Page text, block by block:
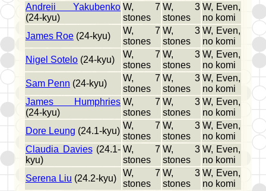
Andreii Yakubenko
(24-kyu)
W, 7
stones
W, 3
stones
W, Even,
no komi
James Roe (24-kyu)
W, 7
stones
W, 3
stones
W, Even,
no komi
Nigel Sotelo (24-kyu)
W, 7
stones
W, 3
stones
W, Even,
no komi
Sam Penn (24-kyu)
W, 7
stones
W, 3
stones
W, Even,
no komi
James Humphries
(24-kyu)
W, 7
stones
W, 3
stones
W, Even,
no komi
Dore Leung (24.1-kyu)
W, 7
stones
W, 3
stones
W, Even,
no komi
Claudia Davies(24.1-
kyu)
W, 7
stones
W, 3
stones
W, Even,
no komi
Serena Liu (24.2-kyu)
W, 7
stones
W, 3
stones
W, Even,
no komi